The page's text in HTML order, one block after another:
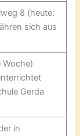
8 (heute:
sich aus
Gerda
in